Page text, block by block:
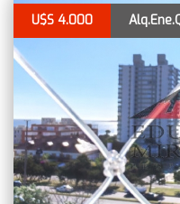
U$S 4.000